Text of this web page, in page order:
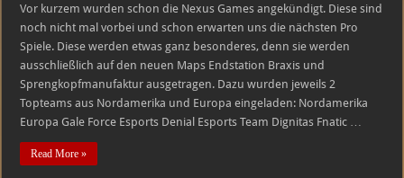
Vor kurzem wurden schon die Nexus Games angekündigt. Diese sind
noch nicht mal vorbei und schon erwarten uns die nächsten Pro
Spiele. Diese werden etwas ganz besonderes, denn sie werden
ausschließlich auf den neuen Maps Endstation Braxis und
Sprengkopfmanufaktur ausgetragen. Dazu wurden jeweils 2
Topteams aus Nordamerika und Europa eingeladen: Nordamerika
Europa Gale Force Esports Denial Esports Team Dignitas Fnatic …
Read More »